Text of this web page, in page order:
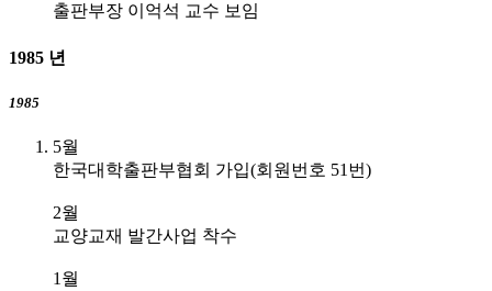
출판부장 이억석 교수 보임
1985 년
1985
5월
한국대학출판부협회 가입(회원번호 51번)
2월
교양교재 발간사업 착수
1월